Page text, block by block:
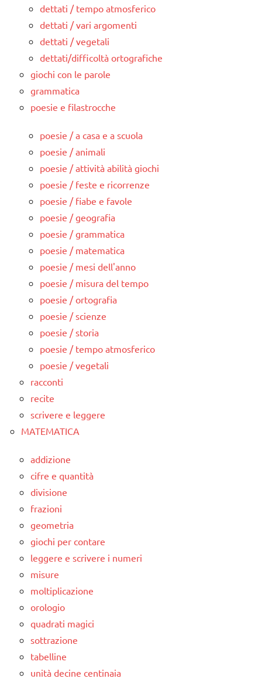
dettati / tempo atmosferico
dettati / vari argomenti
dettati / vegetali
dettati/difficoltà ortografiche
giochi con le parole
grammatica
poesie e filastrocche
poesie / a casa e a scuola
poesie / animali
poesie / attività abilità giochi
poesie / feste e ricorrenze
poesie / fiabe e favole
poesie / geografia
poesie / grammatica
poesie / matematica
poesie / mesi dell'anno
poesie / misura del tempo
poesie / ortografia
poesie / scienze
poesie / storia
poesie / tempo atmosferico
poesie / vegetali
racconti
recite
scrivere e leggere
MATEMATICA
addizione
cifre e quantità
divisione
frazioni
geometria
giochi per contare
leggere e scrivere i numeri
misure
moltiplicazione
orologio
quadrati magici
sottrazione
tabelline
unità decine centinaia